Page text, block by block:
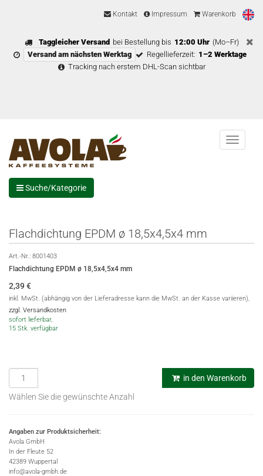
Kontakt Impressum Warenkorb
Taggleicher Versand bei Bestellung bis 12:00 Uhr (Mo–Fr)
Versand am nächsten Werktag
Regellieferzeit: 1–2 Werktage
Tracking nach erstem DHL-Scan sichtbar
Menu
Suche/Kategorie
Flachdichtung EPDM ø 18,5x4,5x4 mm
Art.-Nr.: 8001403
Flachdichtung EPDM ø 18,5x4,5x4 mm
2,39€
inkl. MwSt. (abhängig von der Lieferadresse kann die MwSt. an der Kasse variieren),
zzgl. Versandkosten
sofort lieferbar,
15 Stk. verfügbar
in den Warenkorb
Wählen Sie die gewünschte Anzahl
Angaben zur Produktsicherheit:
Avola GmbH
In der Fleute 52
42389 Wuppertal
info@avola-gmbh.de